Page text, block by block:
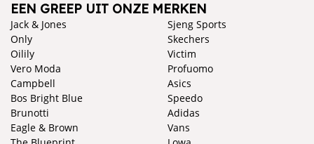
EEN GREEP UIT ONZE MERKEN
Jack & Jones
Only
Oilily
Vero Moda
Campbell
Bos Bright Blue
Brunotti
Eagle & Brown
Sjeng Sports
Skechers
Victim
Profuomo
Asics
Speedo
Adidas
Vans